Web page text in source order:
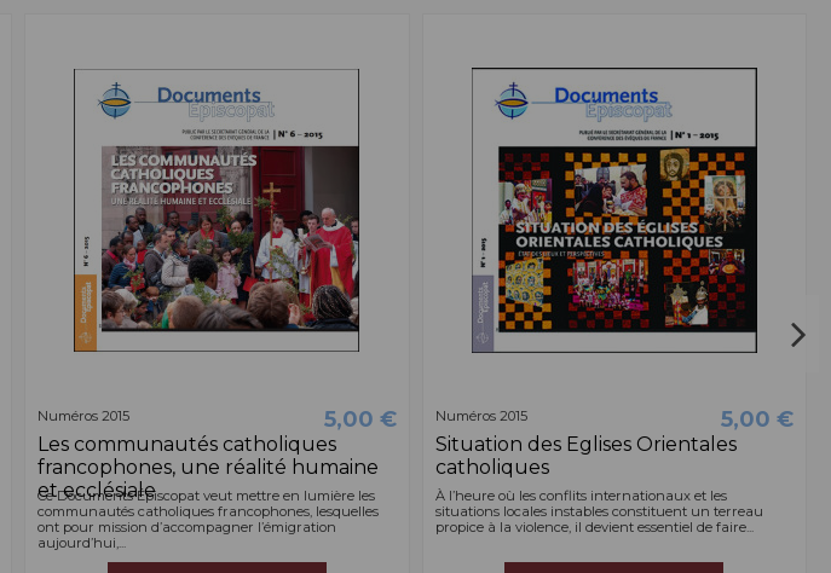
Numéros 2015 5,00 €
Les communautés catholiques
francophones, une réalité humaine
et ecclésiale
Ce Documents Épiscopat veut mettre en lumière les
communautés catholiques francophones, lesquelles
ont pour mission d’accompagner l’émigration
aujourd’hui,...
Numéros 2015 5,00 €
Situation des Eglises Orientales
catholiques
À l’heure où les conflits internationaux et les
situations locales instables constituent un terreau
propice à la violence, il devient essentiel de faire...